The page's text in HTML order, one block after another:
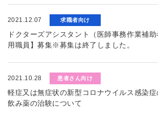
2021.12.07 求職者向け
ドクターズアシスタント（医師事務作業補
用職員】募集※募集は終了しました。
2021.10.28 患者さん向け
軽症又は無症状の新型コロナウイルス感染
飲み薬の治験について